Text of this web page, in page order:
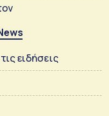
ειδήσεις